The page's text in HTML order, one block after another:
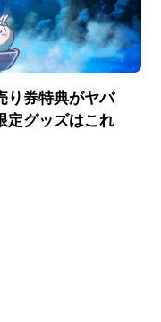
り券特典がヤバ
定グッズはこれ